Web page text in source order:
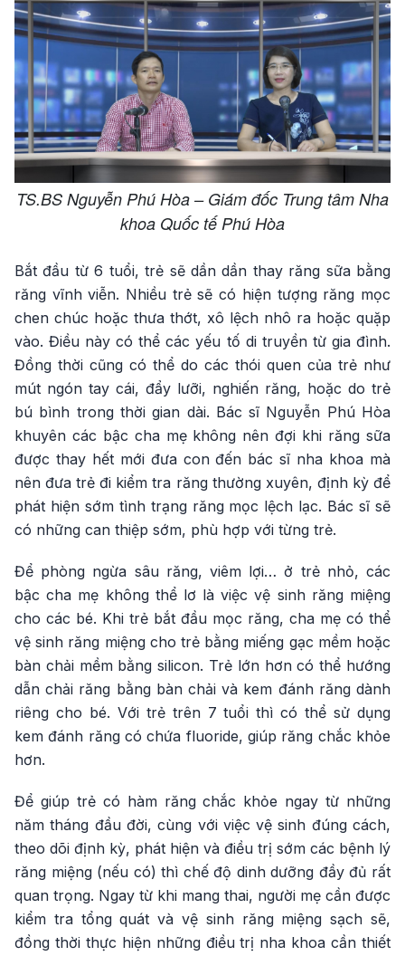
TS.BS Nguyễn Phú Hòa – Giám đốc Trung tâm Nha
khoa Quốc tế Phú Hòa
Bắt đầu từ 6 tuổi, trẻ sẽ dần dần thay răng sữa bằng
răng vĩnh viễn. Nhiều trẻ sẽ có hiện tượng răng mọc
chen chúc hoặc thưa thớt, xô lệch nhô ra hoặc quặp
vào. Điều này có thể các yếu tố di truyền từ gia đình.
Đồng thời cũng có thể do các thói quen của trẻ như
mút ngón tay cái, đẩy lưỡi, nghiến răng, hoặc do trẻ
bú bình trong thời gian dài. Bác sĩ Nguyễn Phú Hòa
khuyên các bậc cha mẹ không nên đợi khi răng sữa
được thay hết mới đưa con đến bác sĩ nha khoa mà
nên đưa trẻ đi kiểm tra răng thường xuyên, định kỳ để
phát hiện sớm tình trạng răng mọc lệch lạc. Bác sĩ sẽ
có những can thiệp sớm, phù hợp với từng trẻ.
Để phòng ngừa sâu răng, viêm lợi… ở trẻ nhỏ, các
bậc cha mẹ không thể lơ là việc vệ sinh răng miệng
cho các bé. Khi trẻ bắt đầu mọc răng, cha mẹ có thể
vệ sinh răng miệng cho trẻ bằng miếng gạc mềm hoặc
bàn chải mềm bằng silicon. Trẻ lớn hơn có thể hướng
dẫn chải răng bằng bàn chải và kem đánh răng dành
riêng cho bé. Với trẻ trên 7 tuổi thì có thể sử dụng
kem đánh răng có chứa fluoride, giúp răng chắc khỏe
hơn.
Để giúp trẻ có hàm răng chắc khỏe ngay từ những
năm tháng đầu đời, cùng với việc vệ sinh đúng cách,
theo dõi định kỳ, phát hiện và điều trị sớm các bệnh lý
răng miệng (nếu có) thì chế độ dinh dưỡng đầy đủ rất
quan trọng. Ngay từ khi mang thai, người mẹ cần được
kiểm tra tổng quát và vệ sinh răng miệng sạch sẽ,
đồng thời thực hiện những điều trị nha khoa cần thiết